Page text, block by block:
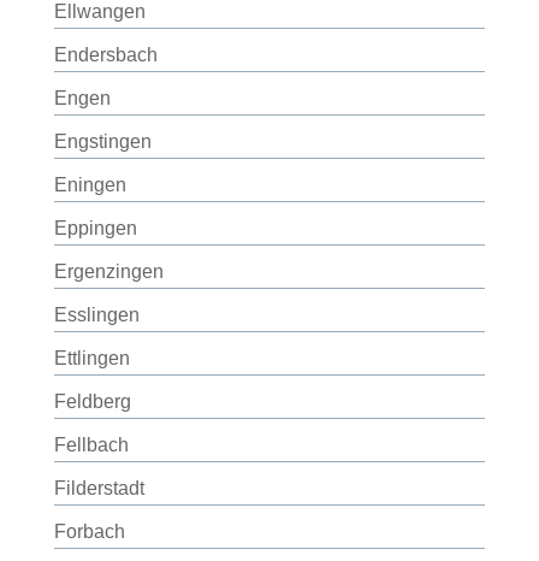
Ellwangen
Endersbach
Engen
Engstingen
Eningen
Eppingen
Ergenzingen
Esslingen
Ettlingen
Feldberg
Fellbach
Filderstadt
Forbach